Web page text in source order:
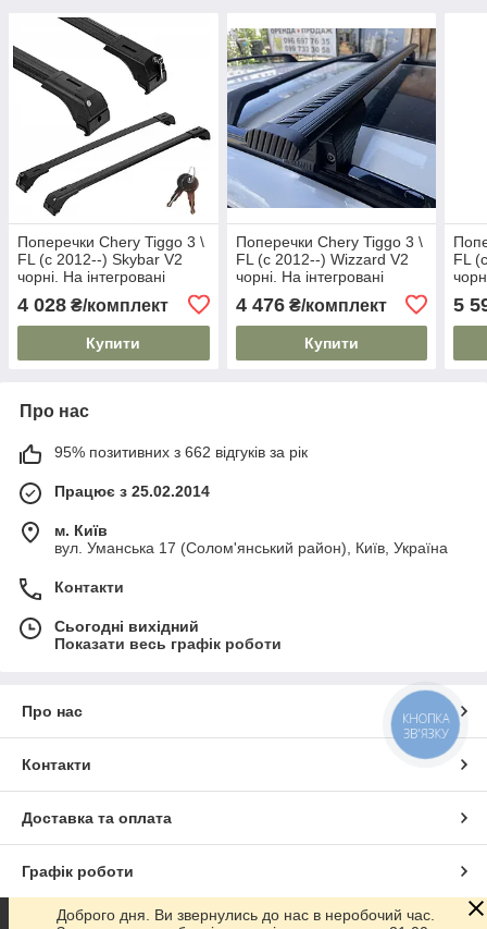
Поперечки Chery Tiggo 3 \
FL (c 2012--) Skybar V2
чорні. На інтегровані
4 028 ₴/комплект
Купити
Поперечки Chery Tiggo 3 \
FL (c 2012--) Wizzard V2
чорні. На інтегровані
4 476₴/комплект
Купити
FL
5
Про нас
95% позитивних з 662 відгуків за рік
Працює з 25.02.2014
м. Київ
вул. Уманська 17 (Солом'янський район), Київ, Україна
Контакти
Сьогодні вихідний
Показати весь графік роботи
Про нас
Контакти
Доставка та оплата
Графік роботи
Повна версія сайту
Доброго дня. Ви звернулись до нас в неробочий час.
КНОПКА
ЗВ'ЯЗКУ